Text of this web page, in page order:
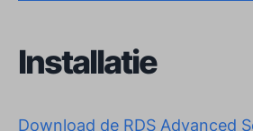
Installatie
Download de RDS Advanced